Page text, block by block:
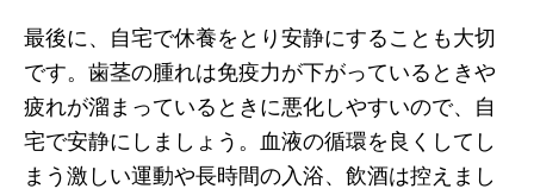
最後に、自宅で休養をとり安静にすることも大切
です。歯茎の腫れは免疫力が下がっているときや
疲れが溜まっているときに悪化しやすいので、自
宅で安静にしましょう。血液の循環を良くしてし
まう激しい運動や長時間の入浴、飲酒は控えまし